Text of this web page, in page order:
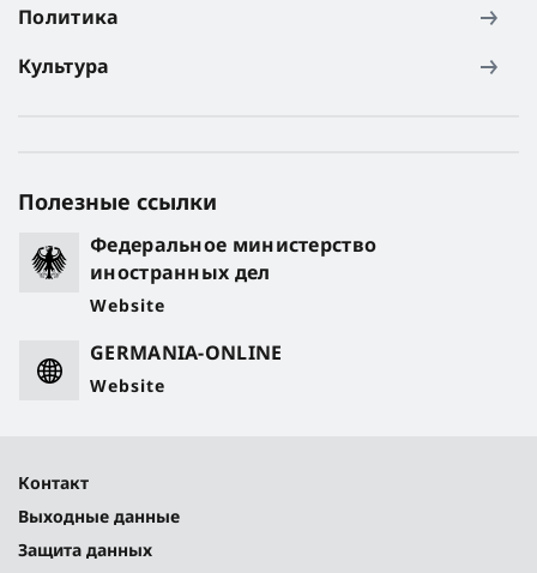
Политика
Культура
Полезные ссылки
Федеральное министерство
иностранных дел
Website
GERMANIA-ONLINE
Website
Контакт
Выходные данные
Защита данных